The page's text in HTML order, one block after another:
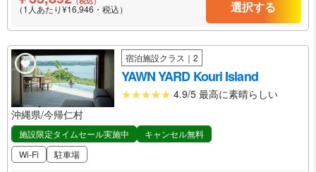
（1人あたり¥16,946・税込） 選択する
宿泊施設クラス｜2
YAWN YARD Kouri Island
4.9/5 最高に素晴らしい
沖縄県/今帰仁村
施設限定タイムセール実施中
キャンセル無料
Wi-Fi
駐車場